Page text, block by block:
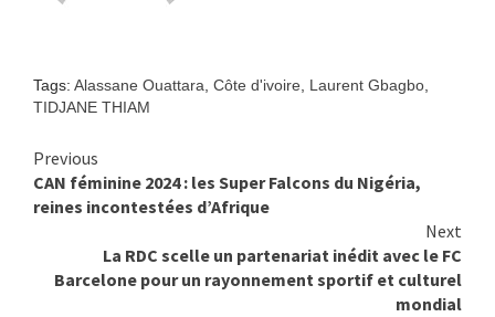
Tags: Alassane Ouattara, Côte d'ivoire, Laurent Gbagbo,
TIDJANE THIAM
Continue
Reading
Previous
CAN féminine 2024 : les Super Falcons du Nigéria,
reines incontestées d’Afrique
Next
La RDC scelle un partenariat inédit avec le FC
Barcelone pour un rayonnement sportif et culturel
mondial